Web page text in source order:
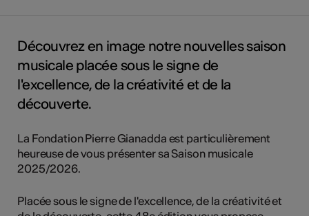
Découvrez en image notre nouvelles saison
musicale placée sous le signe de
l'excellence, de la créativité et de la
découverte.
La Fondation Pierre Gianadda est particulièrement
heureuse de vous présenter sa Saison musicale
2025/2026.
Placée sous le signe de l'excellence, de la créativité et